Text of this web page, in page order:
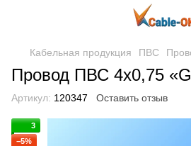
Кабельная продукция ПВС
Провод ПВС 4х0,75
Артикул: 120347 Оставить отзыв
3
−5%